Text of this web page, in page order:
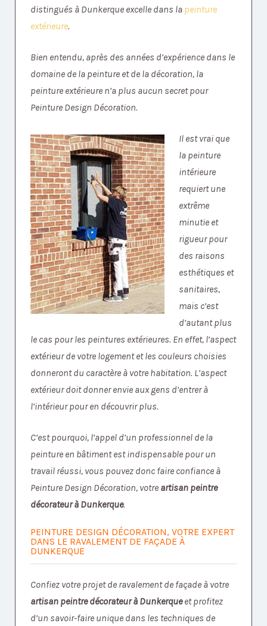
distingués à Dunkerque excelle dans la peinture
extérieure.
Bien entendu, après des années d’expérience dans le
domaine de la peinture et de la décoration, la
peinture extérieure n’a plus aucun secret pour
Peinture Design Décoration.
Il est vrai que
la peinture
intérieure
requiert une
extrême
minutie et
rigueur pour
des raisons
esthétiques et
sanitaires,
mais c’est
d’autant plus
le cas pour les peintures extérieures. En effet, l’aspect
extérieur de votre logement et les couleurs choisies
donneront du caractère à votre habitation. L’aspect
extérieur doit donner envie aux gens d’entrer à
l’intérieur pour en découvrir plus.
C’est pourquoi, l’appel d’un professionnel de la
peinture en bâtiment est indispensable pour un
travail réussi, vous pouvez donc faire confiance à
Peinture Design Décoration, votre artisan peintre
décorateur à Dunkerque.
PEINTURE DESIGN DÉCORATION, VOTRE EXPERT
DANS LE RAVALEMENT DE FAÇADE À
DUNKERQUE
Confiez votre projet de ravalement de façade à votre
artisan peintre décorateur à Dunkerqueet profitez
d’un savoir-faire unique dans les techniques de